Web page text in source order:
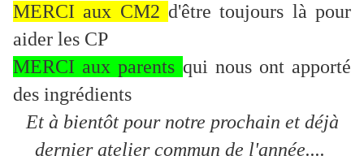
MERCI aux CM2 d'être toujours là pour
aider les CP
MERCI aux parents qui nous ont apporté
des ingrédients
Et à bientôt pour notre prochain et déjà
dernier atelier commun de l'année....